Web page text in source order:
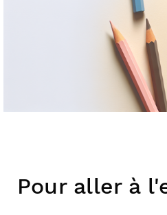
Pour aller à